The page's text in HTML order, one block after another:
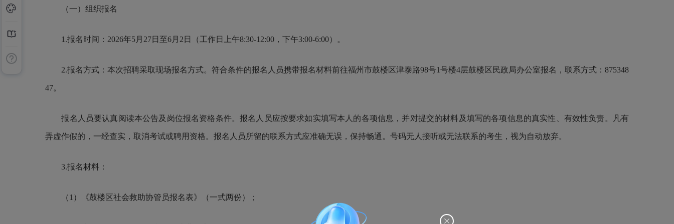
（一）组织报名
1.报名时间：2026年5月27日至6月2日（工作日上午8:30-12:00，下午3:00-6:00）。
2.报名方式：本次招聘采取现场报名方式。符合条件的报名人员携带报名材料前往福州市鼓楼区津泰路98号1号楼4层鼓楼区民政局办公室报名，联系方式：875348
47。
报名人员要认真阅读本公告及岗位报名资格条件。报名人员应按要求如实填写本人的各项信息，并对提交的材料及填写的各项信息的真实性、有效性负责。凡有
弄虚作假的，一经查实，取消考试或聘用资格。报名人员所留的联系方式应准确无误，保持畅通。号码无人接听或无法联系的考生，视为自动放弃。
3.报名材料：
（1）《鼓楼区社会救助协管员报名表》（一式两份）；